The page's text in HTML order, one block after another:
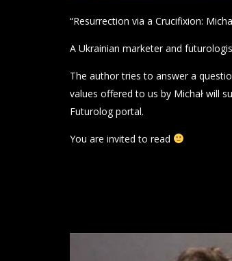
“Resurrection via a Crucifixion:
A Ukrainian marketer and
The author tries to answer a
values ​​offered to us by Michał will
Futurolog portal.
You are invited to read